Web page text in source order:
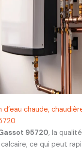
chaude,
95720, la
ce qui peut